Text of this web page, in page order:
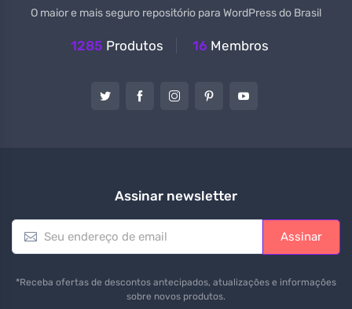
O maior e mais seguro repositório para WordPress do Brasil
1285 Produtos 16 Membros
Assinar newsletter
E
a
Assinar
*Receba ofertas de descontos antecipados, atualizações e informações
sobre novos produtos.